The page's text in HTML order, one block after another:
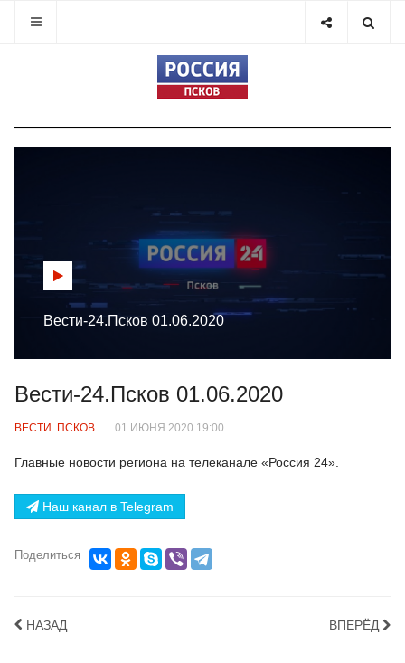
Вести-24.Псков 01.06.2020
Вести-24.Псков 01.06.2020
ВЕСТИ. ПСКОВ 01 ИЮНЯ 2020 19:00
Главные новости региона на телеканале «Россия 24».
Наш канал в Telegram
Поделиться
НАЗАД ВПЕРЁД